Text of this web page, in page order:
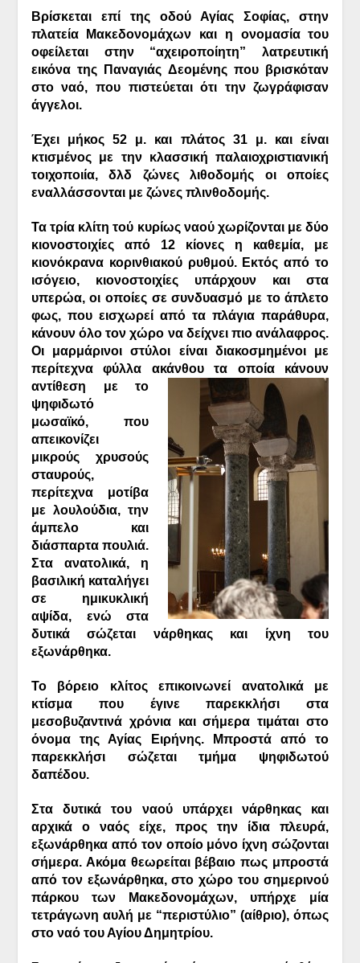
Βρίσκεται επί της οδού Αγίας Σοφίας, στην
πλατεία Μακεδονομάχων και η ονομασία του
οφείλεται στην “αχειροποίητη” λατρευτική
εικόνα της Παναγιάς Δεομένης που βρισκόταν
στο ναό, που πιστεύεται ότι την ζωγράφισαν
άγγελοι.
Έχει μήκος 52 μ. και πλάτος 31 μ. και είναι
κτισμένος με την κλασσική παλαιοχριστιανική
τοιχοποιία, δλδ ζώνες λιθοδομής οι οποίες
εναλλάσσονται με ζώνες πλινθοδομής.
Τα τρία κλίτη τού κυρίως ναού χωρίζονται με δύο
κιονοστοιχίες από 12 κίονες η καθεμία, με
κιονόκρανα κορινθιακού ρυθμού. Εκτός από το
ισόγειο, κιονοστοιχίες υπάρχουν και στα
υπερώα, οι οποίες σε συνδυασμό με το άπλετο
φως, που εισχωρεί από τα πλάγια παράθυρα,
κάνουν όλο τον χώρο να δείχνει πιο ανάλαφρος.
Οι μαρμάρινοι στύλοι είναι διακοσμημένοι με
περίτεχνα φύλλα ακάνθου τα οποία κάνουν
αντίθεση με το
ψηφιδωτό
μωσαϊκό, που
απεικονίζει
μικρούς χρυσούς
σταυρούς,
περίτεχνα μοτίβα
με λουλούδια, την
άμπελο και
διάσπαρτα πουλιά.
Στα ανατολικά, η
βασιλική καταλήγει
σε ημικυκλική
αψίδα, ενώ στα
δυτικά σώζεται νάρθηκας και ίχνη του
εξωνάρθηκα.
Το βόρειο κλίτος επικοινωνεί ανατολικά με
κτίσμα που έγινε παρεκκλήσι στα
μεσοβυζαντινά χρόνια και σήμερα τιμάται στο
όνομα της Αγίας Ειρήνης. Μπροστά από το
παρεκκλήσι σώζεται τμήμα ψηφιδωτού
δαπέδου.
Στα δυτικά του ναού υπάρχει νάρθηκας και
αρχικά ο ναός είχε, προς την ίδια πλευρά,
εξωνάρθηκα από τον οποίο μόνο ίχνη σώζονται
σήμερα. Ακόμα θεωρείται βέβαιο πως μπροστά
από τον εξωνάρθηκα, στο χώρο του σημερινού
πάρκου των Μακεδονομάχων, υπήρχε μία
τετράγωνη αυλή με “περιστύλιο” (αίθριο), όπως
στο ναό του Αγίου Δημητρίου.